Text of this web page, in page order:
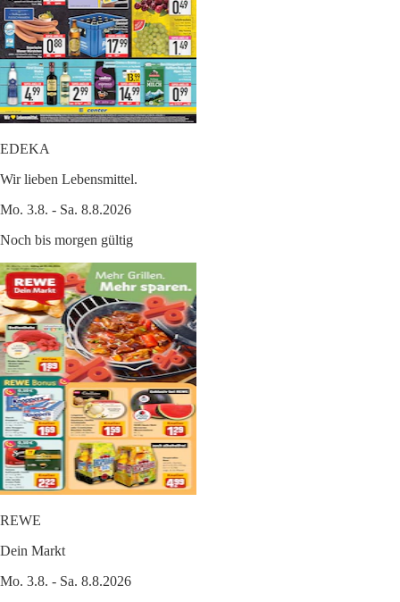
EDEKA
Wir lieben Lebensmittel.
Mo. 3.8. - Sa. 8.8.2026
Noch bis morgen gültig
REWE
Dein Markt
Mo. 3.8. - Sa. 8.8.2026